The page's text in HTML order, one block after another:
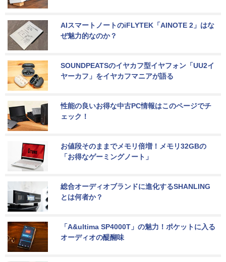
AIスマートノートのiFLYTEK「AINOTE 2」はな
ぜ魅力的なのか？
SOUNDPEATSのイヤカフ型イヤフォン「UU2イ
ヤーカフ」をイヤカフマニアが語る
性能の良いお得な中古PC情報はこのページでチ
ェック！
お値段そのままでメモリ倍増！メモリ32GBの
「お得なゲーミングノート」
総合オーディオブランドに進化するSHANLING
とは何者か？
「A&ultima SP4000T」の魅力！ポケットに入る
オーディオの醍醐味